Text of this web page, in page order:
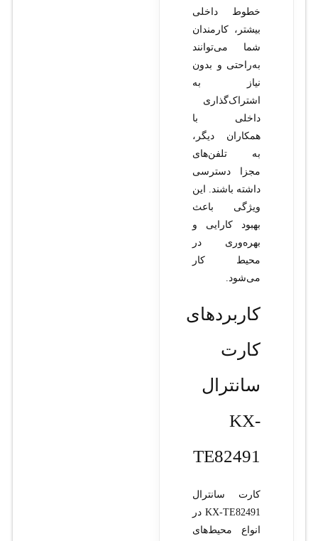
خطوط داخلی
بیشتر، کارمندان
شما می‌توانند
به‌راحتی و بدون
نیاز به
اشتراک‌گذاری
داخلی با
همکاران دیگر،
به تلفن‌های
مجزا دسترسی
داشته باشند. این
ویژگی باعث
بهبود کارایی و
بهره‌وری در
محیط کار
می‌شود.
کاربردهای
کارت
سانترال
KX-
TE82491
کارت سانترال
KX-TE82491 در
انواع محیط‌های